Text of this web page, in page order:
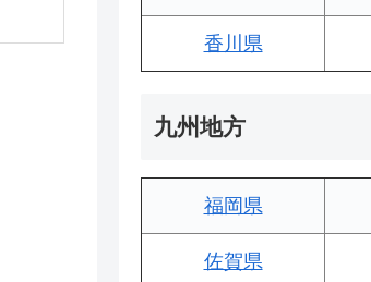
香川県
九州地方
福岡県
佐賀県